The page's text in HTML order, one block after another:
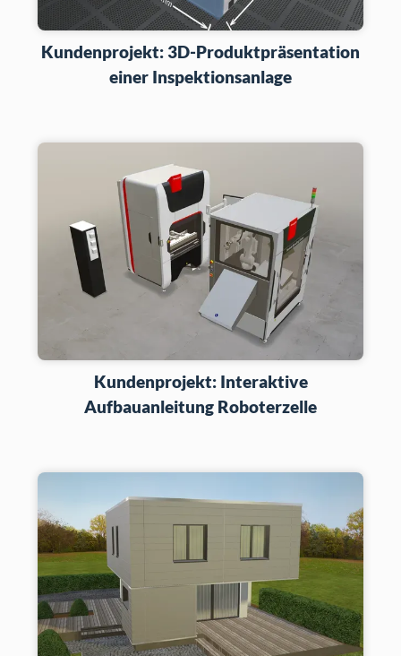
Kundenprojekt: 3D-Produktpräsentation
einer Inspektionsanlage
Kundenprojekt: Interaktive
Aufbauanleitung Roboterzelle